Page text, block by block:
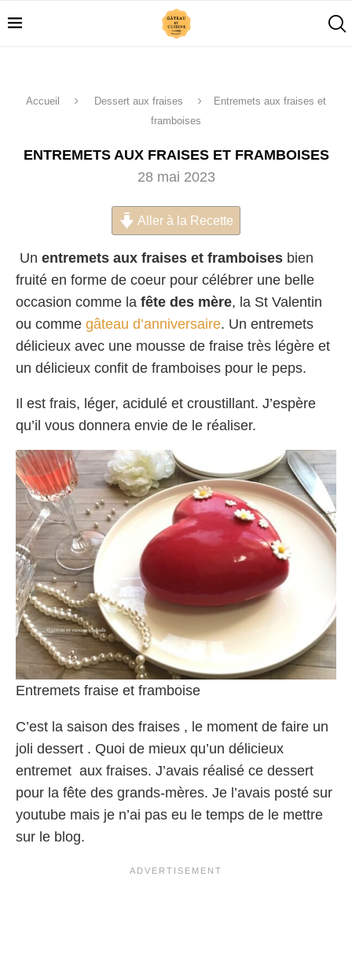
Accueil Dessert aux fraises
Entremets aux fraises et
framboises
ENTREMETS AUX FRAISES ET FRAMBOISES
28 mai 2023
Aller à la Recette
Un entremets aux fraises et framboises bien
fruité en forme de coeur pour célébrer une belle
occasion comme la fête des mère, la St Valentin
ou comme gâteau d’anniversaire. Un entremets
délicieux avec une mousse de fraise très légère et
un délicieux confit de framboises pour le peps.
Il est frais, léger, acidulé et croustillant. J’espère
qu’il vous donnera envie de le réaliser.
Entremets fraise et framboise
C’est la saison des fraises , le moment de faire un
joli dessert . Quoi de mieux qu’un délicieux
entremet aux fraises. J’avais réalisé ce dessert
pour la fête des grands-mères. Je l’avais posté sur
youtube mais je n’ai pas eu le temps de le mettre
sur le blog.